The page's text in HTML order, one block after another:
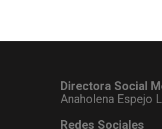
Directora Social
Anaholena Espejo
Redes Sociales